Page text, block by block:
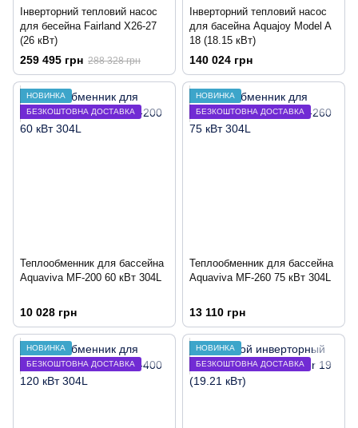
Інверторний тепловий насос
для бесейна Fairland X26-27
(26 кВт)
259 495 грн 288 328 грн
Інверторний тепловий насос
для басейна Aquajoy Model A
18 (18.15 кВт)
140 024 грн
НОВИНКА
БЕЗКОШТОВНА ДОСТАВКА
Теплообменник для бассейна
Aquaviva MF-200 60 кВт 304L
10 028 грн
НОВИНКА
БЕЗКОШТОВНА ДОСТАВКА
Теплообменник для бассейна
Aquaviva MF-260 75 кВт 304L
13 110 грн
НОВИНКА
БЕЗКОШТОВНА ДОСТАВКА
НОВИНКА
БЕЗКОШТОВНА ДОСТАВКА